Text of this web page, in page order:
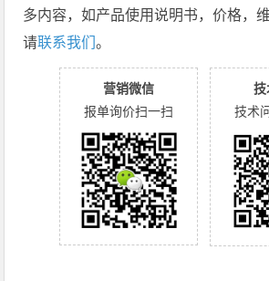
多内容，如产品使用说明书，价格，
请联系我们。
营销微信
报单询价扫一扫
技
技术